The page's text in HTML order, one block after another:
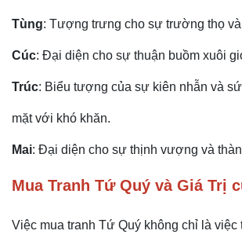
Tùng: Tượng trưng cho sự trường thọ và
Cúc: Đại diện cho sự thuận buồm xuôi
Trúc: Biểu tượng của sự kiên nhẫn và
mặt với khó khăn.
Mai: Đại diện cho sự thịnh vượng và
Mua Tranh Tứ Quý và Giá Trị
Việc mua tranh Tứ Quý không chỉ là việc